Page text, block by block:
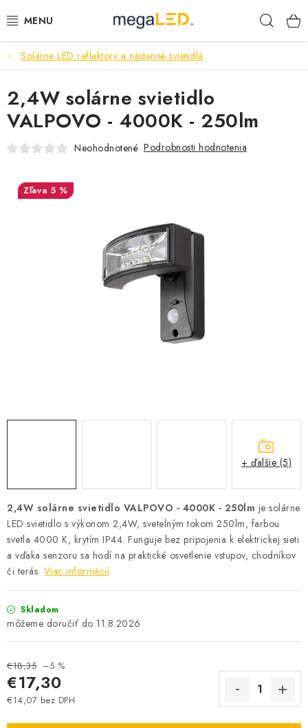
na
PRIEMYSEL
SVIETIDLÁ
ŽIAROVKY A TRUBICE
ELEKTROMATERIÁL
SAMSUNG SVIETIDLÁ
SEZÓNNE VÝPREDAJE POĽNOPOTREBY
OBCHODNÉ PODMIENKY
O NÁS - MEGALED & JANTON ZÁKAMENNÉ
Reklamácie a formulár na odstúpenie od zmluvy
Obchodné podmienky
Podmienky ochrany osobných údajov
O nás - MEGALED & JANTON Zákamenné
Zľavy pre profíkov
Hodnotenie obchodu Moja objednávka
Solárne LED reflektory a nástenné svietidlá
2,4W solárne svietidlo VALPOVO - 4000K - 250lm je solárne
LED svietidlo s výkonom 2,4W, svetelným tokom 250lm, farbou
svetla 4000 K, krytím IP44. Funguje bez pripojenia k elektrickej sieti
a vďaka senzoru sa hodí na praktické osvetlenie vstupov, chodníkov
či terás. Viac informácií
Skladom
11.8.2026
€18,35 –5 %
€17,30
€14,07 bez DPH
2,4W solárne svietidlo
VALPOVO - 4000K - 250lm
Neohodnotené Podrobnosti hodnotenia
5 %
+ ďalšie (5)